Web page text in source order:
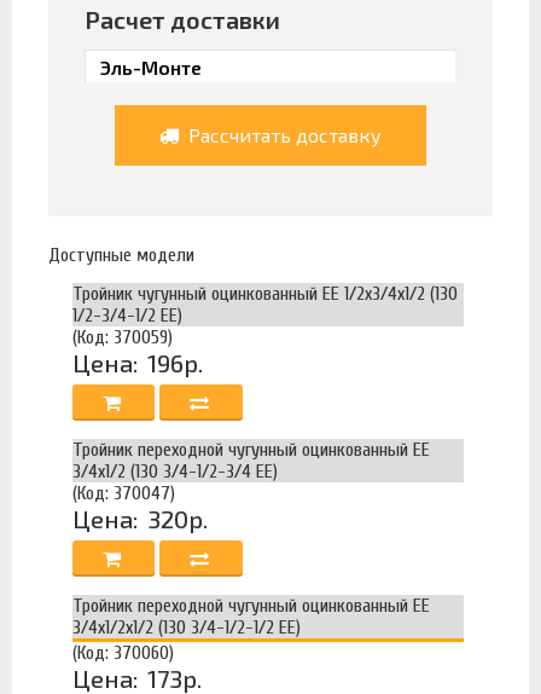
Расчет доставки
Рассчитать доставку
Доступные модели
Тройник чугунный оцинкованный ЕЕ 1/2х3/4х1/2 (130
1/2-3/4-1/2 EE)
(Код: 370059)
Цена: 196р.
Тройник переходной чугунный оцинкованный ЕЕ
3/4х1/2 (130 3/4-1/2-3/4 EE)
(Код: 370047)
Цена: 320р.
Тройник переходной чугунный оцинкованный ЕЕ
3/4х1/2х1/2 (130 3/4-1/2-1/2 EE)
(Код: 370060)
Цена: 173р.